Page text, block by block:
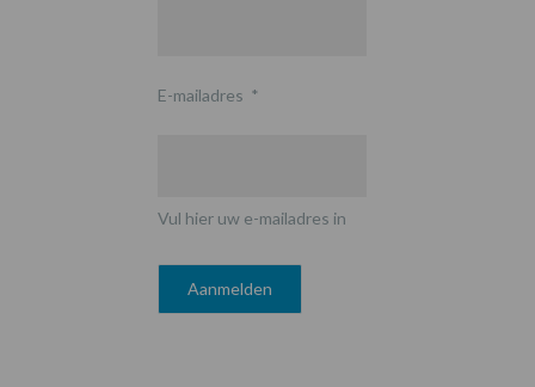
E-mailadres *
Vul hier uw e-mailadres in